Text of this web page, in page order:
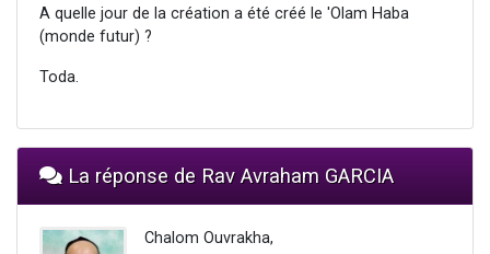
A quelle jour de la création a été créé le 'Olam Haba
(monde futur) ?
Toda.
La réponse de Rav Avraham GARCIA
Chalom Ouvrakha,